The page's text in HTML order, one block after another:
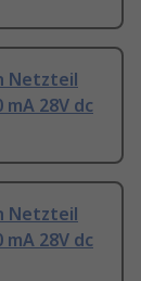
Netzteil
28V dc
Netzteil
28V dc